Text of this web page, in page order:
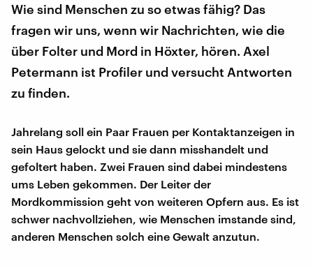
Wie sind Menschen zu so etwas fähig? Das
fragen wir uns, wenn wir Nachrichten, wie die
über Folter und Mord in Höxter, hören. Axel
Petermann ist Profiler und versucht Antworten
zu finden.
Jahrelang soll ein Paar Frauen per Kontaktanzeigen in
sein Haus gelockt und sie dann misshandelt und
gefoltert haben. Zwei Frauen sind dabei mindestens
ums Leben gekommen. Der Leiter der
Mordkommission geht von weiteren Opfern aus. Es ist
schwer nachvollziehen, wie Menschen imstande sind,
anderen Menschen solch eine Gewalt anzutun.